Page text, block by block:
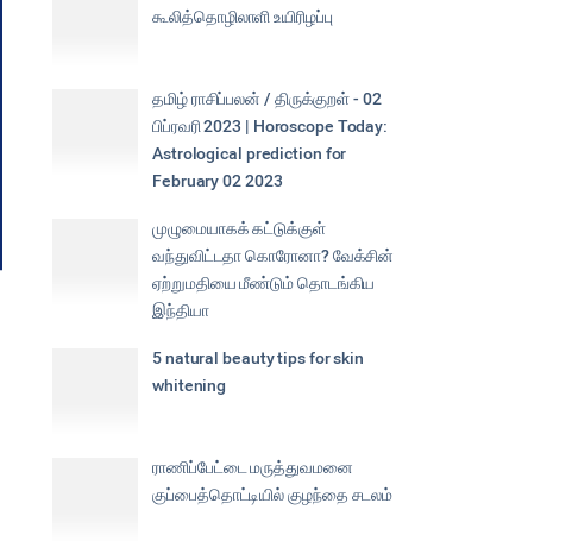
கூலித்தொழிலாளி உயிரிழப்பு
தமிழ் ராசிப்பலன் / திருக்குறள் - 02
பிப்ரவரி 2023 | Horoscope Today:
Astrological prediction for
February 02 2023
முழுமையாகக் கட்டுக்குள்
வந்துவிட்டதா கொரோனா? வேக்சின்
ஏற்றுமதியை மீண்டும் தொடங்கிய
இந்தியா
5 natural beauty tips for skin
whitening
ராணிப்பேட்டை மருத்துவமனை
குப்பைத்தொட்டியில் குழந்தை சடலம்